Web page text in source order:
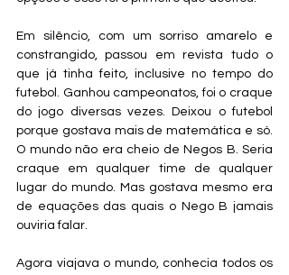
Em silêncio, com um sorriso amarelo e
constrangido, passou em revista tudo o
que já tinha feito, inclusive no tempo do
futebol. Ganhou campeonatos, foi o craque
do jogo diversas vezes. Deixou o futebol
porque gostava mais de matemática e só.
O mundo não era cheio de Negos B. Seria
craque em qualquer time de qualquer
lugar do mundo. Mas gostava mesmo era
de equações das quais o Nego B jamais
ouviria falar.
Agora viajava o mundo, conhecia todos os